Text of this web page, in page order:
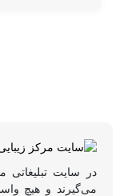
در سایت تبلیغاتی
می‌گیرند و هیچ